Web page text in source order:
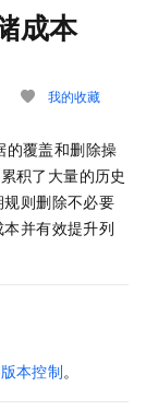
成本
我的收藏
的覆盖和删除操
累积了大量的历史
则删除不必要
并有效提升列
本控制。